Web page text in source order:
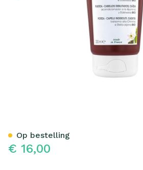
€ 16,00
Op bestelling